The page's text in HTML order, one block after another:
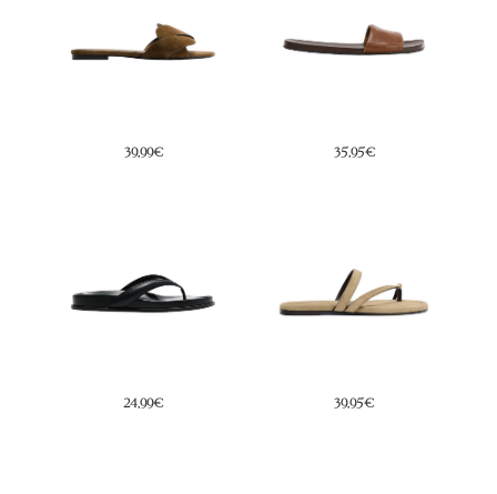
39,99€
24,99€
35,95€
39,95€